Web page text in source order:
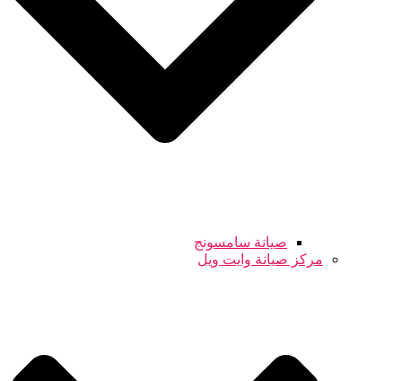
صيانة سامسونج
مركز صيانة وايت ويل